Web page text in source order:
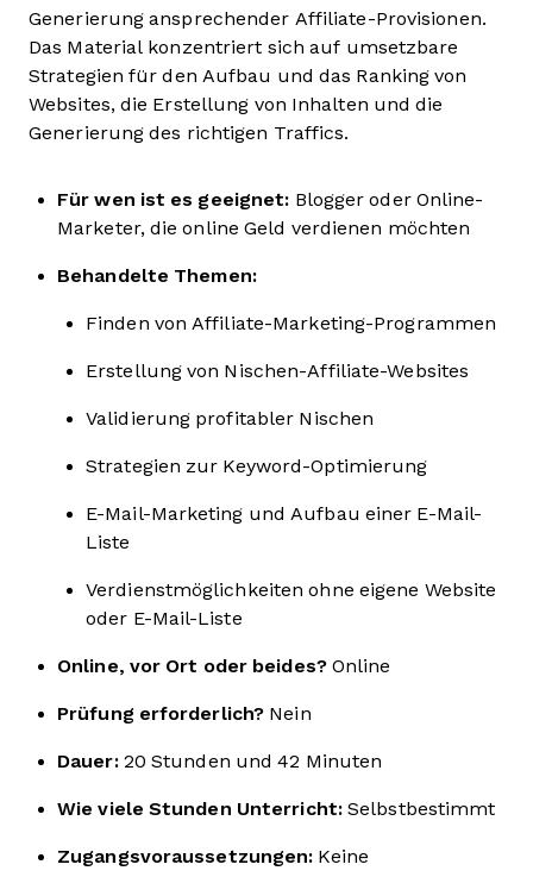
Generierung ansprechender Affiliate-Provisionen.
Das Material konzentriert sich auf umsetzbare
Strategien für den Aufbau und das Ranking von
Websites, die Erstellung von Inhalten und die
Generierung des richtigen Traffics.
Für wen ist es geeignet: Blogger oder Online-
Marketer, die online Geld verdienen möchten
Behandelte Themen:
Finden von Affiliate-Marketing-Programmen
Erstellung von Nischen-Affiliate-Websites
Validierung profitabler Nischen
Strategien zur Keyword-Optimierung
E-Mail-Marketing und Aufbau einer E-Mail-
Liste
Verdienstmöglichkeiten ohne eigene Website
oder E-Mail-Liste
Online, vor Ort oder beides?Online
Prüfung erforderlich? Nein
Dauer:20 Stunden und 42 Minuten
Wie viele Stunden Unterricht:Selbstbestimmt
Zugangsvoraussetzungen: Keine